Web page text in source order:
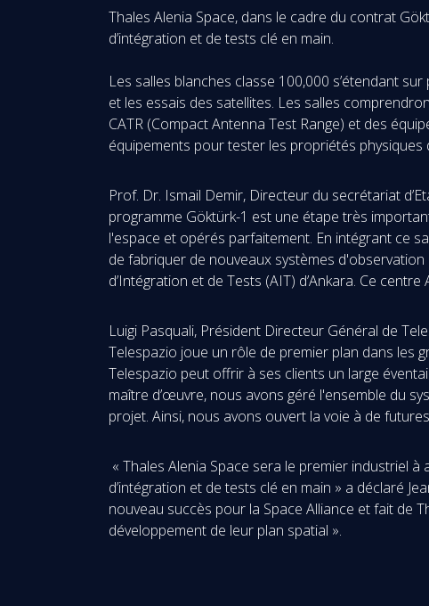
Thales Alenia Space, dans le cadre du contrat
d’intégration et de tests clé en main.
Les salles blanches classe 100,000 s’étendant
et les essais des satellites. Les salles
CATR (Compact Antenna Test Range) et des
équipements pour tester les propriétés
Prof. Dr. Ismail Demir, Directeur du secrétariat
programme Göktürk-1 est une étape très
l'espace et opérés parfaitement. En intégrant ce
de fabriquer de nouveaux systèmes
d’Intégration et de Tests (AIT) d’Ankara. Ce
Luigi Pasquali, Président Directeur Général de
Telespazio joue un rôle de premier plan dans les
Telespazio peut offrir à ses clients un large
maître d’œuvre, nous avons géré l'ensemble du
projet. Ainsi, nous avons ouvert la voie à de
« Thales Alenia Space sera le premier industriel
d’intégration et de tests clé en main » a déclaré
nouveau succès pour la Space Alliance et fait de
développement de leur plan spatial ».